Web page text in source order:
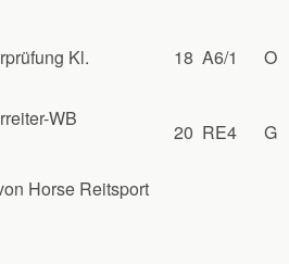
Kl.
18 A6/1 O
WB
20 RE4 G
Horse Reitsport